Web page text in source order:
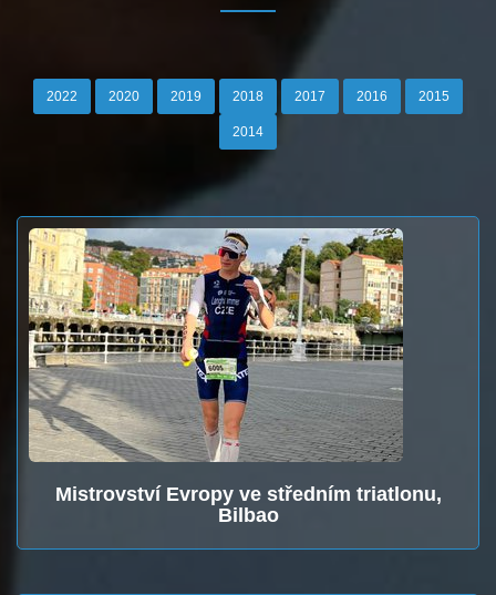
2022 2020 2019 2018 2017 2016 2015
2014
Mistrovství Evropy ve středním triatlonu,
Bilbao